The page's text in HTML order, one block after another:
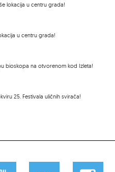
lokacija u centru grada!
u centru grada!
bioskopa na otvorenom kod Izleta!
25. Festivala uličnih svirača!